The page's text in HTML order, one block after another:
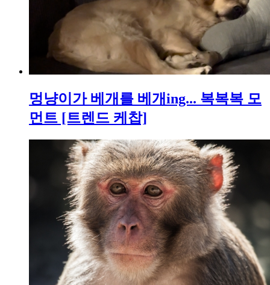
멍냥이가 베개를 베개ing... 복복복 모
먼트 [트렌드 케찹]